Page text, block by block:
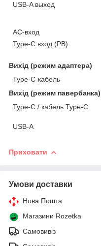
USB-A выход
AC-вход
Type-C вход (PB)
Вихід (режим адаптера)
Type-C-кабель
Вихід (режим павербанка)
Type-C / кабель Type-C
USB-A
Приховати
Умови доставки
Нова Пошта
Магазини Rozetka
Самовивіз